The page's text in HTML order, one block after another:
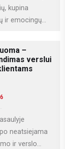
kupina
ir emocingų
–
verslui
neatsiejama
ir verslo